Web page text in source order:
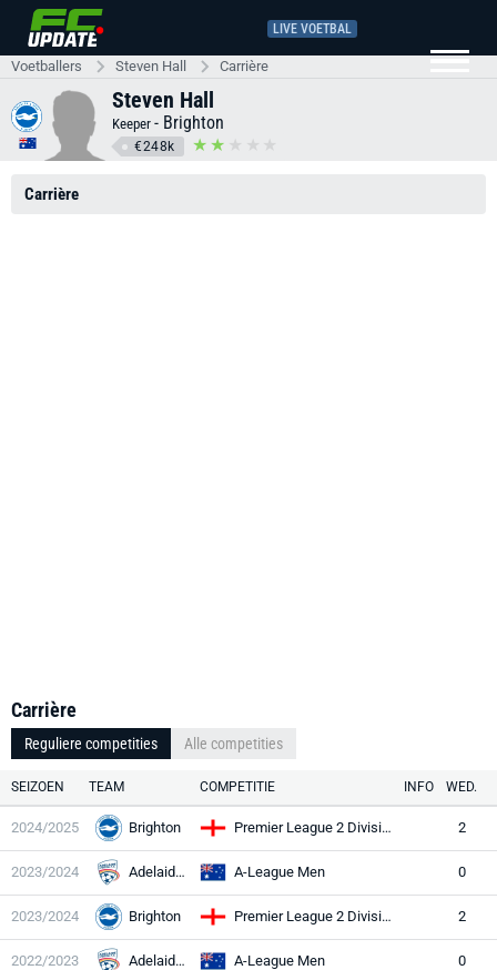
LIVE VOETBAL
Voetballers Steven Hall Carrière
Steven Hall
Keeper - Brighton
€248k
Carrière
Carrière
Reguliere competities Alle competities
SEIZOEN TEAM COMPETITIE INFO WED.
2024/2025 Brighton Premier League 2 Division One 2
2023/2024 Adelaide Utd A-League Men 0
2023/2024 Brighton Premier League 2 Division One 2
2022/2023 Adelaide Utd A-League Men 0